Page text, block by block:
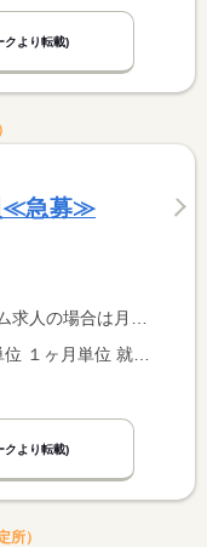
クより転載)
≪急募≫
場合は時間額を表示しています。
クより転載)
所）